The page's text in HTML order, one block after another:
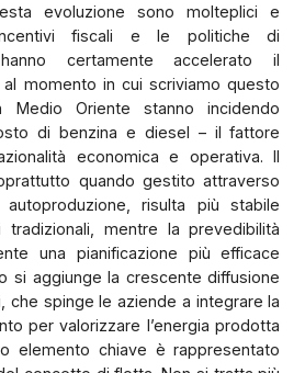
evoluzione sono molteplici e
fiscali e le politiche di
hanno certamente accelerato il
momento in cui scriviamo questo
Oriente stanno incidendo
di benzina e diesel – il fattore
economica e operativa. Il
quando gestito attraverso
risulta più stabile
mentre la prevedibilità
una pianificazione più efficace
si aggiunge la crescente diffusione
che spinge le aziende a integrare la
per valorizzare l’energia prodotta
elemento chiave è rappresentato